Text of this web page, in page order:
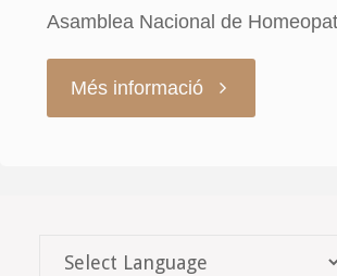
Asamblea Nacional de
Més informació"«La
de